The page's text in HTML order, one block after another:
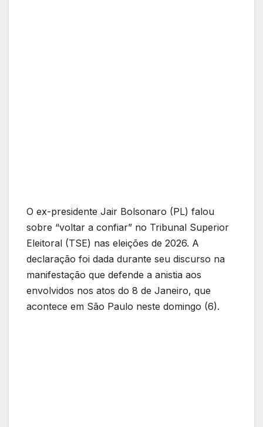
O ex-presidente Jair Bolsonaro (PL) falou
sobre “voltar a confiar” no Tribunal Superior
Eleitoral (TSE) nas eleições de 2026. A
declaração foi dada durante seu discurso na
manifestação que defende a anistia aos
envolvidos nos atos do 8 de Janeiro, que
acontece em São Paulo neste domingo (6).